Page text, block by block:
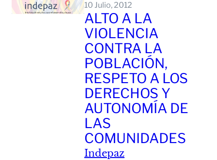
10 Julio, 2012
ALTO A LA
VIOLENCIA
CONTRA LA
POBLACIÓN,
RESPETO A LOS
DERECHOS Y
AUTONOMÍA DE
LAS
COMUNIDADES
Indepaz